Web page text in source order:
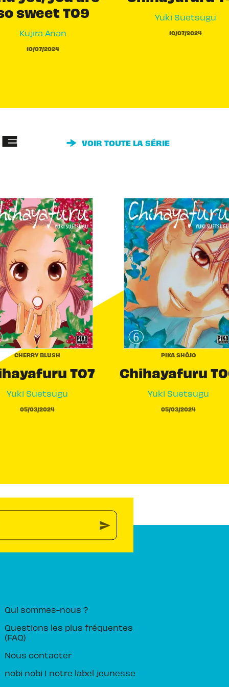
sweet T09
Kujira Anan
10/07/2024
Yuki Suetsugu
10/07/2024
VOIR TOUTE LA SÉRIE
CHERRY BLUSH
T07
Yuki Suetsugu
05/03/2024
PIKA SHÔJO
Chihayafuru
Yuki Suetsugu
05/03/2024
send
Qui sommes-nous ?
Questions les plus fréquentes
(FAQ)
Nous contacter
nobi nobi ! notre label jeunesse